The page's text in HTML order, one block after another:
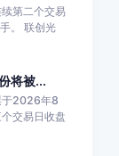
第二个交易
。 联创光
将被...
于2026年8
交易日收盘